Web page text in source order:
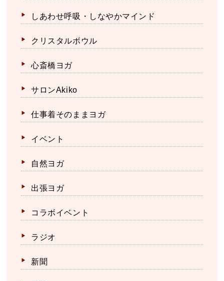
しあわせ呼吸・しなやかマインド
クリスタルボウル
心斎橋ヨガ
サロンAkiko
仕事着そのままヨガ
イベント
自然ヨガ
出張ヨガ
コラボイベント
ラジオ
新聞